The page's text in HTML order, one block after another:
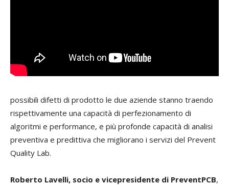
possibili difetti di prodotto le due aziende stanno traendo
rispettivamente una capacità di perfezionamento di
algoritmi e performance, e più profonde capacità di analisi
preventiva e predittiva che migliorano i servizi del Prevent
Quality Lab.
Roberto Lavelli, socio e vicepresidente di PreventPCB,